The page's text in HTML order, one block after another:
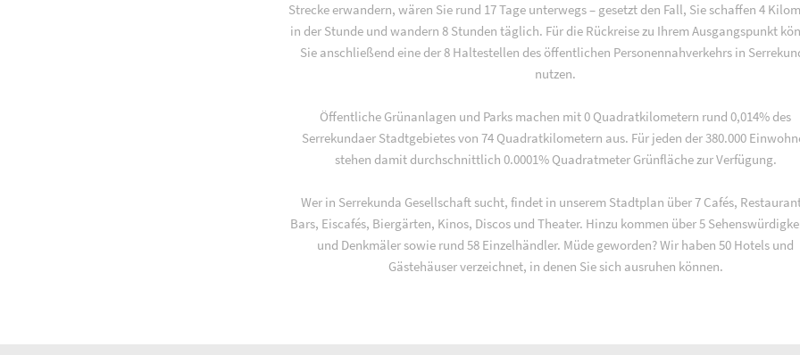
Strecke erwandern, wären Sie rund 17 Tage unterwegs – gesetzt den Fall, Sie schaffen 4
in der Stunde und wandern 8 Stunden täglich. Für die Rückreise zu Ihrem Ausgangspunkt
Sie anschließend eine der 8 Haltestellen des öffentlichen Personennahverkehrs in
nutzen.
Öffentliche Grünanlagen und Parks machen mit 0 Quadratkilometern rund 0,014% des
Serrekundaer Stadtgebietes von 74 Quadratkilometern aus. Für jeden der 380.000
stehen damit durchschnittlich 0.0001% Quadratmeter Grünfläche zur Verfügung.
Wer in Serrekunda Gesellschaft sucht, findet in unserem Stadtplan über 7 Cafés,
Bars, Eiscafés, Biergärten, Kinos, Discos und Theater. Hinzu kommen über 5
und Denkmäler sowie rund 58 Einzelhändler. Müde geworden? Wir haben 50 Hotels und
Gästehäuser verzeichnet, in denen Sie sich ausruhen können.